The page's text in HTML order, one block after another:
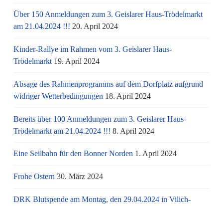
Über 150 Anmeldungen zum 3. Geislarer Haus-Trödelmarkt
am 21.04.2024 !!! 20. April 2024
Kinder-Rallye im Rahmen vom 3. Geislarer Haus-
Trödelmarkt 19. April 2024
Absage des Rahmenprogramms auf dem Dorfplatz aufgrund
widriger Wetterbedingungen 18. April 2024
Bereits über 100 Anmeldungen zum 3. Geislarer Haus-
Trödelmarkt am 21.04.2024 !!! 8. April 2024
Eine Seilbahn für den Bonner Norden 1. April 2024
Frohe Ostern 30. März 2024
DRK Blutspende am Montag, den 29.04.2024 in Vilich-